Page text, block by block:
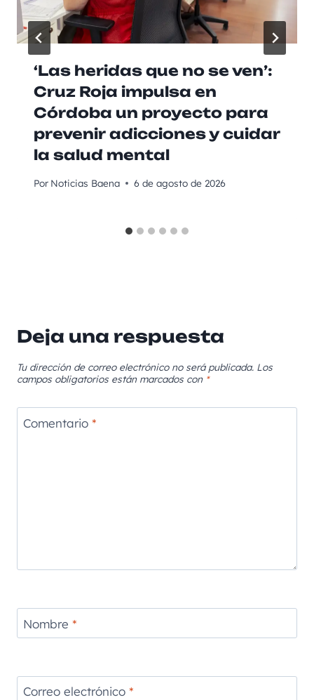
‘Las heridas que no se ven’:
Cruz Roja impulsa en
Córdoba un proyecto para
prevenir adicciones y cuidar
la salud mental
Por Noticias Baena 6 de agosto de 2026
Deja una respuesta
Tu dirección de correo electrónico no será publicada. Los
campos obligatorios están marcados con *
Comentario *
Nombre *
Correo electrónico *